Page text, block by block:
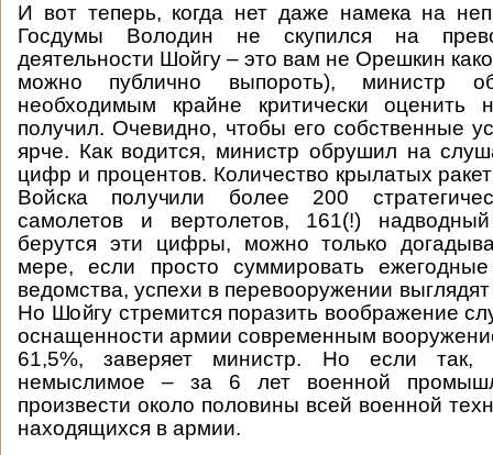
И вот теперь, когда нет даже намека на
Госдумы Володин не скупился на
деятельности Шойгу – это вам не Орешкин
можно публично выпороть), министр
необходимым крайне критически оценить
получил. Очевидно, чтобы его собственные
ярче. Как водится, министр обрушил на
цифр и процентов. Количество крылатых
Войска получили более 200
самолетов и вертолетов, 161(!)
берутся эти цифры, можно только
мере, если просто суммировать
ведомства, успехи в перевооружении
Но Шойгу стремится поразить воображение
оснащенности армии современным
61,5%, заверяет министр. Но если так,
немыслимое – за 6 лет военной
произвести около половины всей военной
находящихся в армии.